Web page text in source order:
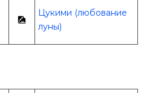
🎑
Цукими (любование
луны)